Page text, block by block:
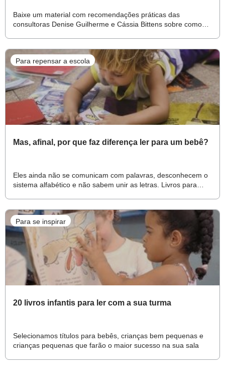
Baixe um material com recomendações práticas das
consultoras Denise Guilherme e Cássia Bittens sobre como
Para repensar a escola
Mas, afinal, por que faz diferença ler para um bebê?
Eles ainda não se comunicam com palavras, desconhecem o
sistema alfabético e não sabem unir as letras. Livros para
Para se inspirar
20 livros infantis para ler com a sua turma
Selecionamos títulos para bebês, crianças bem pequenas e
crianças pequenas que farão o maior sucesso na sua sala